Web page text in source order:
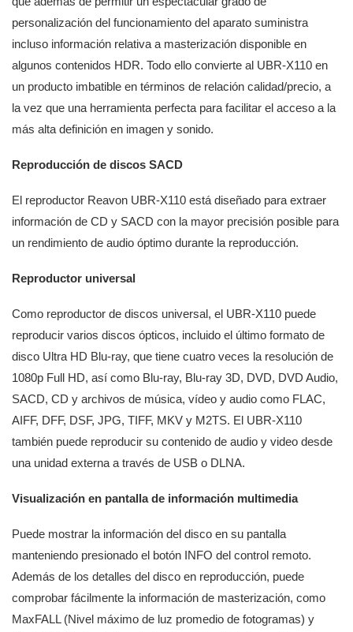
personalización del funcionamiento del aparato suministra
incluso información relativa a masterización disponible en
algunos contenidos HDR. Todo ello convierte al UBR-X110 en
un producto imbatible en términos de relación calidad/precio, a
la vez que una herramienta perfecta para facilitar el acceso a la
más alta definición en imagen y sonido.
Reproducción de discos SACD
El reproductor Reavon UBR-X110 está diseñado para extraer
información de CD y SACD con la mayor precisión posible para
un rendimiento de audio óptimo durante la reproducción.
Reproductor universal
Como reproductor de discos universal, el UBR-X110 puede
reproducir varios discos ópticos, incluido el último formato de
disco Ultra HD Blu-ray, que tiene cuatro veces la resolución de
1080p Full HD, así como Blu-ray, Blu-ray 3D, DVD, DVD Audio,
SACD, CD y archivos de música, vídeo y audio como FLAC,
AIFF, DFF, DSF, JPG, TIFF, MKV y M2TS. El UBR-X110
también puede reproducir su contenido de audio y video desde
una unidad externa a través de USB o DLNA.
Visualización en pantalla de información multimedia
Puede mostrar la información del disco en su pantalla
manteniendo presionado el botón INFO del control remoto.
Además de los detalles del disco en reproducción, puede
comprobar fácilmente la información de masterización, como
MaxFALL (Nivel máximo de luz promedio de fotogramas) y